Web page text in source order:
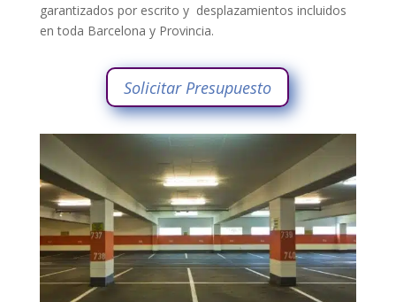
garantizados por escrito y desplazamientos incluidos
en toda Barcelona y Provincia.
Solicitar Presupuesto